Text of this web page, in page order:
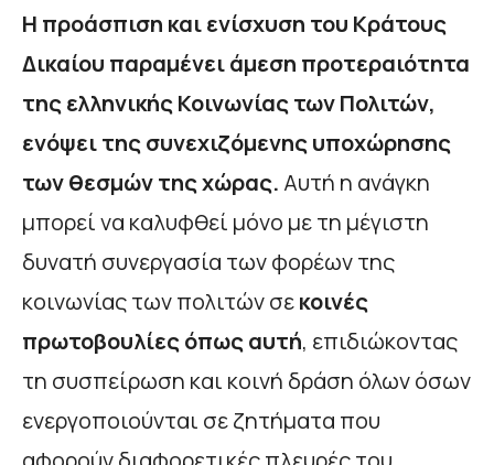
Η προάσπιση και ενίσχυση του Κράτους
Δικαίου παραμένει άμεση προτεραιότητα
της ελληνικής Κοινωνίας των Πολιτών,
ενόψει της συνεχιζόμενης υποχώρησης
των θεσμών της χώρας. Αυτή η ανάγκη
μπορεί να καλυφθεί μόνο με τη μέγιστη
δυνατή συνεργασία των φορέων της
κοινωνίας των πολιτών σεκοινές
πρωτοβουλίες όπως αυτή, επιδιώκοντας
τη συσπείρωση και κοινή δράση όλων όσων
ενεργοποιούνται σε ζητήματα που